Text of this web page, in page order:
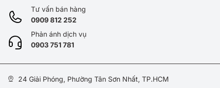
Tư vấn bán hàng
0909 812 252
Phản ánh dịch vụ
0903 751 781
24 Giải Phóng, Phường Tân Sơn Nhất, TP.HCM